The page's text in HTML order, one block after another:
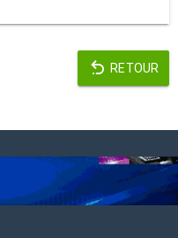
RETOUR